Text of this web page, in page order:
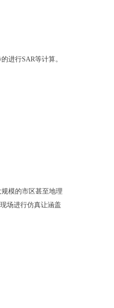
进行SAR等计算。
模的市区甚至地理
场进行仿真让涵盖